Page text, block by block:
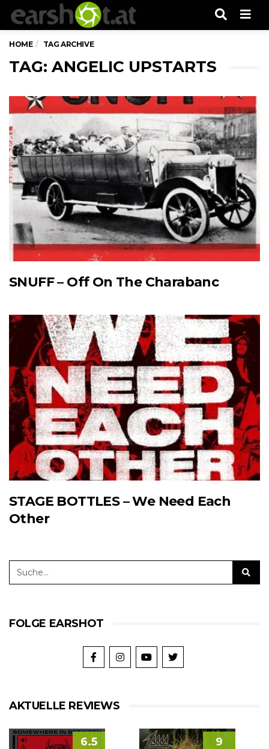
HOME TAG ARCHIVE
TAG: ANGELIC UPSTARTS
SNUFF – Off On The Charabanc
STAGE BOTTLES – We Need Each
Other
FOLGE EARSHOT
AKTUELLE REVIEWS
6.5 9